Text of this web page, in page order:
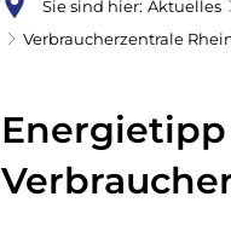
Sie sind hier: Aktuelles
Verbraucherzentrale